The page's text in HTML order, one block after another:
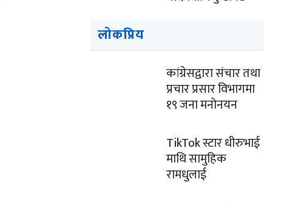
लोकप्रिय
कांग्रेसद्वारा संचार तथा
प्रचार प्रसार विभागमा
१९ जना मनोनयन
TikTok स्टार धीरुभाई
माथि सामुहिक
रामधुलाई